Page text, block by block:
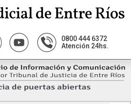
0800 444 6372
Atención 24hs.